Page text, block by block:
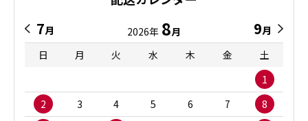
7月 2026年 8月 9月
日
月 火 水 木 金
土
1
2
3 4 5 6 7 8